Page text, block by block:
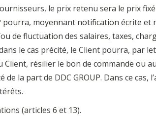
le prix retenu sera le prix
pourra, moyennant notification écrite
de fluctuation des salaires, taxes,
le cas précité, le Client pourra, par
résilier le bon de commande ou
la part de DDC GROUP. Dans ce
(articles 6 et 13).